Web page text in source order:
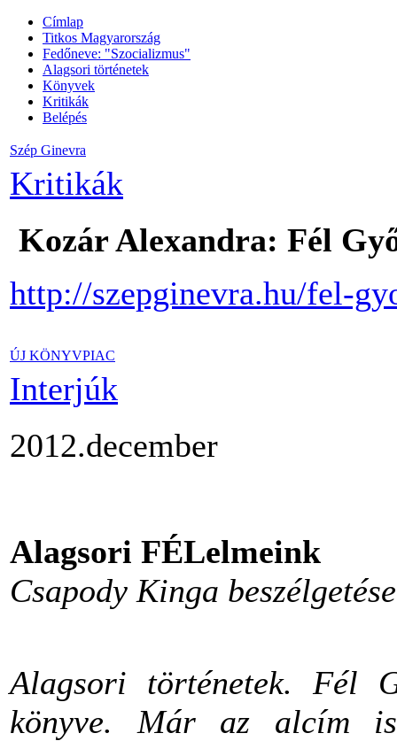
Címlap
Titkos Magyarország
Fedőneve: "Szocializmus"
Alagsori történetek
Könyvek
Kritikák
Belépés
Szép Ginevra
Kritikák
Kozár Alexandra: Fél
http://szepginevra.hu/fel-
ÚJ KÖNYVPIAC
Interjúk
2012.december
Alagsori FÉLelmeink
Csapody Kinga beszélgetése
Alagsori történetek. Fél
könyve. Már az alcím